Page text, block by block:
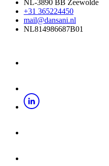
NL-3890 BB Zeewolde
+31 365224450
mail@dansani.nl
NL814986687B01